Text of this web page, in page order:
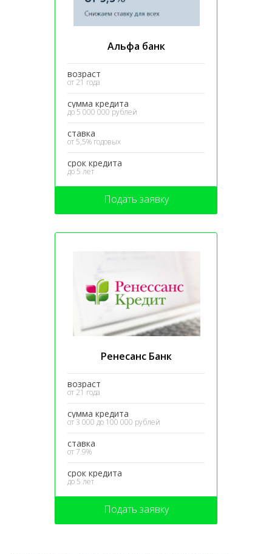
Альфа банк
возраст
от 21 года
сумма кредита
до 5 000 000 рублей
ставка
от 5,5% годовых
срок кредита
до 5 лет
Подать заявку
Ренесанс Банк
возраст
от 21 года
сумма кредита
от 3 000 до 100 000 рублей
ставка
от 7.9%
срок кредита
до 5 лет
Подать заявку